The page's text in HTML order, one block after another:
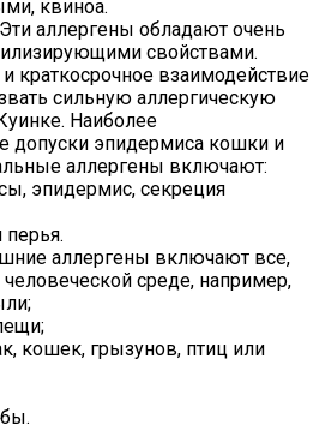
квиноа.
аллергены обладают очень
свойствами.
краткосрочное взаимодействие
сильную аллергическую
Наиболее
допуски эпидермиса кошки и
аллергены включают:
эпидермис, секреция
перья.
аллергены включают все,
среде, например,
кошек, грызунов, птиц или